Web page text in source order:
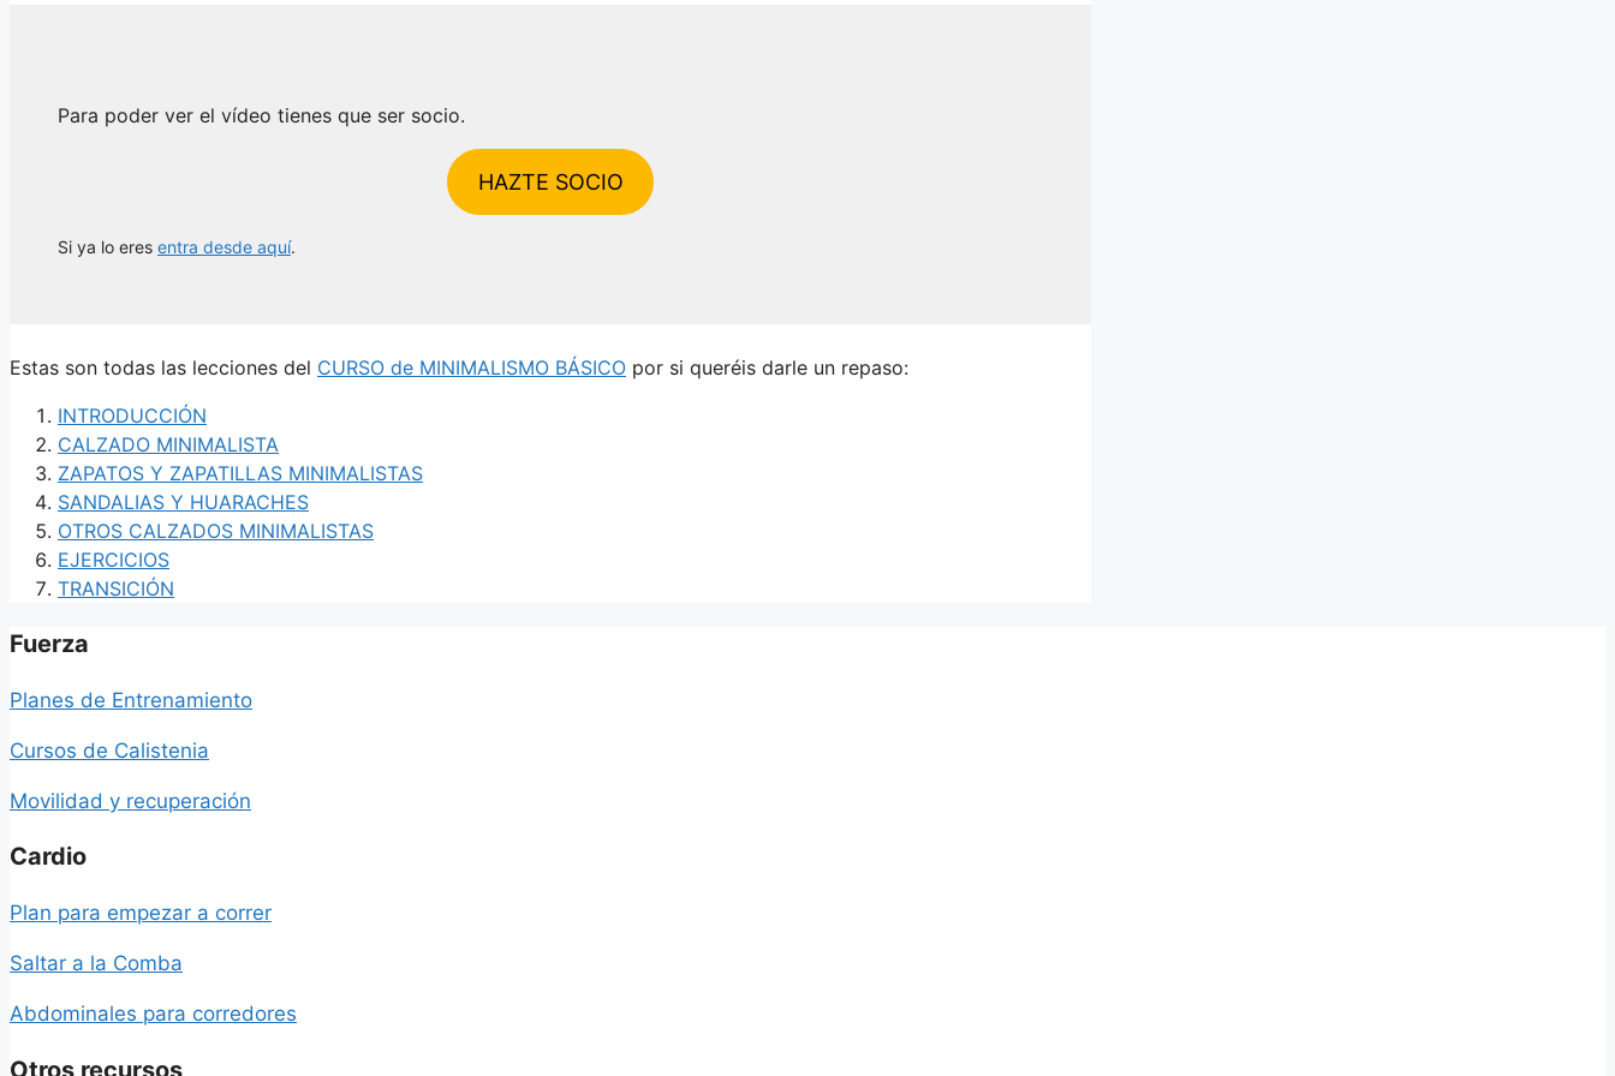
Para poder ver el vídeo tienes que ser socio.
HAZTE SOCIO
Si ya lo eres entra desde aquí.
Estas son todas las lecciones del CURSO de MINIMALISMO BÁSICO por si queréis darle un repaso:
INTRODUCCIÓN
CALZADO MINIMALISTA
ZAPATOS Y ZAPATILLAS MINIMALISTAS
SANDALIAS Y HUARACHES
OTROS CALZADOS MINIMALISTAS
EJERCICIOS
TRANSICIÓN
Fuerza
Planes de Entrenamiento
Cursos de Calistenia
Movilidad y recuperación
Cardio
Plan para empezar a correr
Saltar a la Comba
Abdominales para corredores
Otros recursos